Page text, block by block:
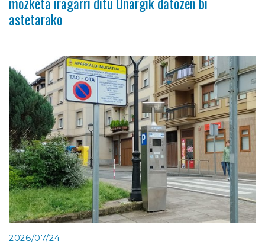
astetarako
2026/07/24